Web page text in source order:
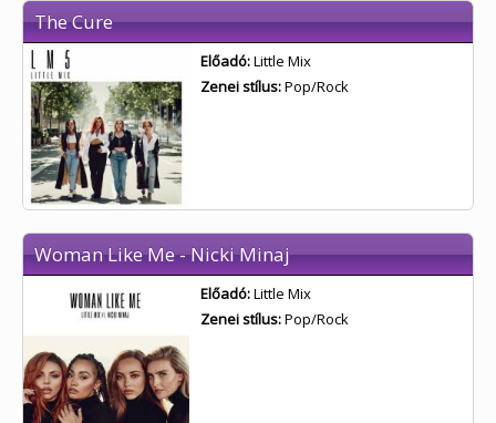
The Cure
Előadó:Little Mix
Zenei stílus:Pop/Rock
Woman Like Me - Nicki Minaj
Előadó:Little Mix
Zenei stílus:Pop/Rock